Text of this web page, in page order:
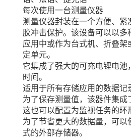
每次使用一台测量仪器
测量仪器封装在一个方便、紧
胶冲击保护。该设备可以以多
应用中或作为台式机、折叠架
定单元。
它集成了强大的可充电锂电池
时间。
适用于所有存储应用的数据记
为了保存测量值，该器件集成
这也可以配置为监视任务的环
为了节省更大的数据量，可以
式的外部存储器。